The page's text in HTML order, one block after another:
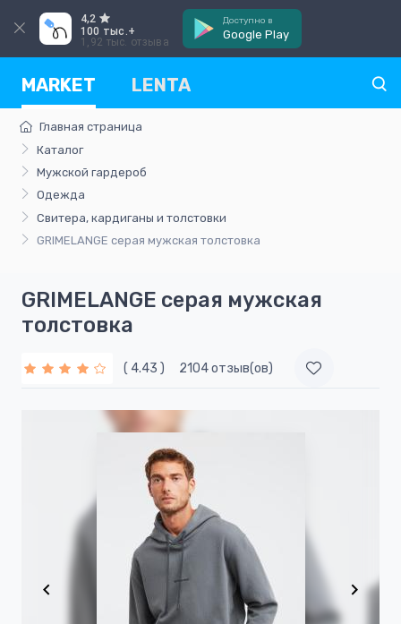
4,2
100 тыс.+
1,92 тыс. отзыва
Доступно в
Google Play
MARKET LENTA
Главная страница
Каталог
Мужской гардероб
Одежда
Свитера, кардиганы и толстовки
GRIMELANGE серая мужская толстовка
GRIMELANGE серая мужская
толстовка
( 4.43 ) 2104 отзыв(ов)